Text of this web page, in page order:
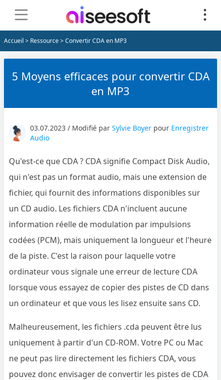
Accueil > Ressource> Convertir CDA en MP3
5 Moyens efficaces pour convertir CDA
en MP3
03.07.2023 / Modifié parSylvie Boyer pour Enregistrer
Audio
Qu'est-ce que CDA ? CDA signifie Compact Disk Audio,
qui n'est pas un format audio, mais une extension de
fichier, qui fournit des informations disponibles sur
un CD audio. Les fichiers CDA n'incluent aucune
information réelle de modulation par impulsions
codées (PCM), mais uniquement la longueur et l'heure
de la piste. C'est la raison pour laquelle votre
ordinateur vous signale une erreur de lecture CDA
lorsque vous essayez de copier des pistes de CD dans
un ordinateur et que vous les lisez ensuite sans CD.
Malheureusement, les fichiers .cda peuvent être lus
uniquement à partir d'un CD-ROM. Votre PC ou Mac
ne peut pas lire directement les fichiers CDA, vous
pouvez donc envisager de convertir les pistes de CDA